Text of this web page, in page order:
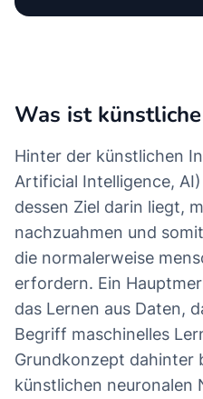
Was ist
Hinter der künstlichen
Artificial Intelligence,
dessen Ziel darin liegt,
nachzuahmen und
die normalerweise
erfordern. Ein
das Lernen aus Daten,
Begriff maschinelles
Grundkonzept dahinter
künstlichen neuronalen